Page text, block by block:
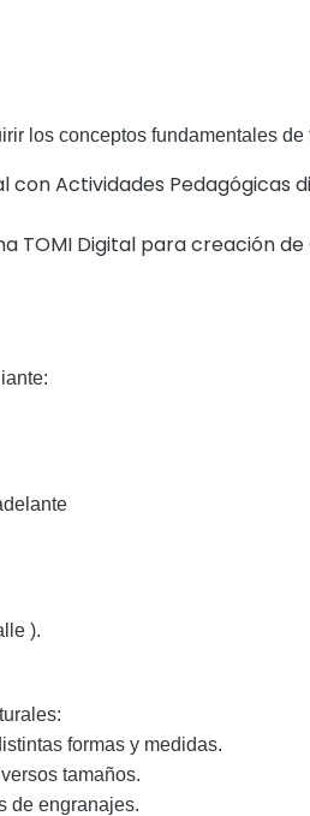
los conceptos fundamentales
con Actividades Pedagógicas
TOMI Digital para creación
:
).
:
formas y medidas.
tamaños.
engranajes.